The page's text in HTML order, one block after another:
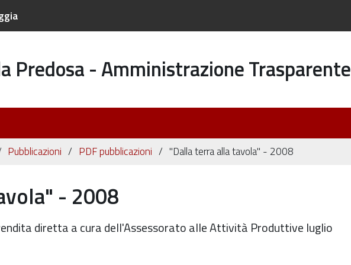
Predosa - Amministrazione Trasparente
Pubblicazioni PDF pubblicazioni "Dalla terra alla tavola" - 2008
- 2008
diretta a cura dell'Assessorato alle Attività Produttive luglio